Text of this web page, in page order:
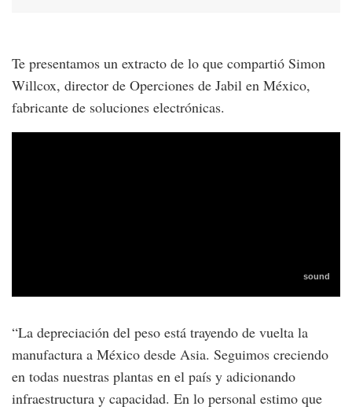
Te presentamos un extracto de lo que compartió Simon
Willcox, director de Operciones de Jabil en México,
fabricante de soluciones electrónicas.
“La depreciación del peso está trayendo de vuelta la
manufactura a México desde Asia. Seguimos creciendo
en todas nuestras plantas en el país y adicionando
infraestructura y capacidad. En lo personal estimo que